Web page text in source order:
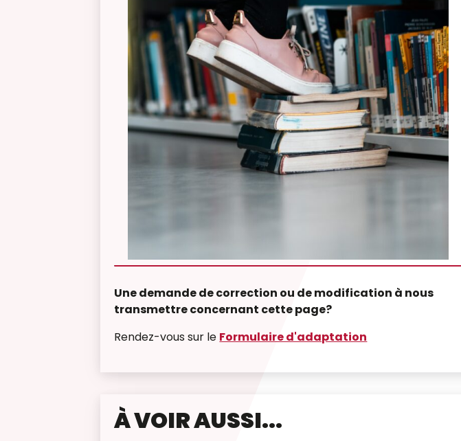
Une demande de correction ou de modification à nous
transmettre concernant cette page?
Rendez-vous sur le Formulaire d'adaptation
À VOIR AUSSI...